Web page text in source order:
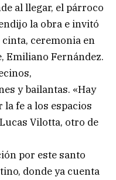
al llegar, el párroco
la obra e invitó
ceremonia en
Emiliano Fernández.
y bailantas. «Hay
fe a los espacios
Vilotta, otro de
por este santo
donde ya cuenta